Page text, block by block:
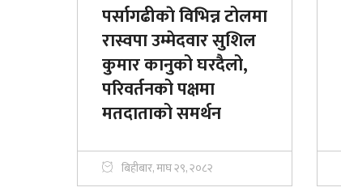
पर्सागढीकाे विभिन्न टोलमा
रास्वपा उम्मेदवार सुशिल
कुमार कानुको घरदैलो,
परिवर्तनको पक्षमा
मतदाताको समर्थन
बिहीबार, माघ २९, २०८२